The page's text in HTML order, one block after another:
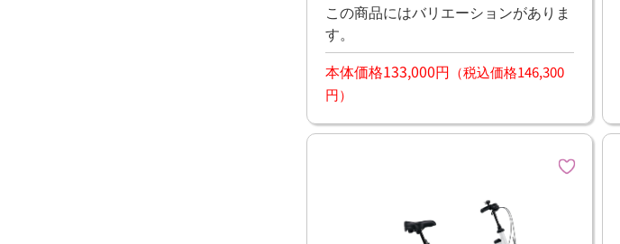
この商品にはバリエーションがありま
す。
本体価格133,000円 （税込価格146,300
円）